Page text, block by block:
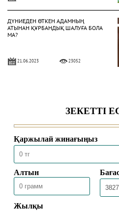
ДҮНИЕДЕН ӨТКЕН АДАМНЫҢ
АТЫНАН ҚҰРБАНДЫҚ ШАЛУҒА БОЛА
МА?
21.06.2023 23052
19.06.2023 22486
АЛЛАҒА АДАЛДЫҒЫҢДЫ АЙТТА
АЙҚЫНДА
11.07.2022